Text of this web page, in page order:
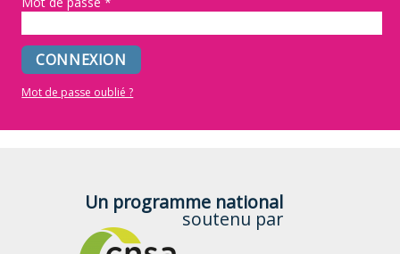
Mot de passe oublié ?
Un programme national
soutenu par